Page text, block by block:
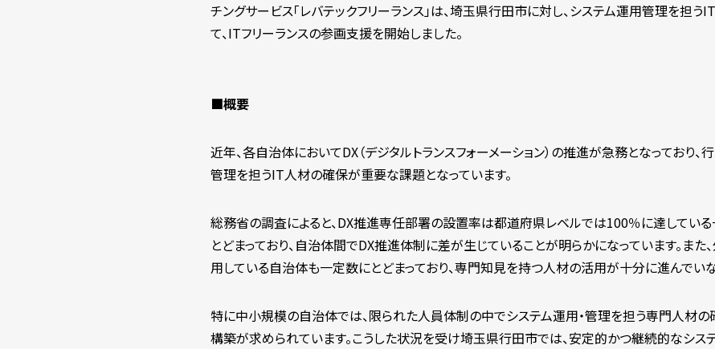
チングサービス「レバテックフリーランス」は、埼玉県行田市に対し、システム運用管理を担う
て、ITフリーランスの参画支援を開始しました。
■概要
近年、各自治体においてDX（デジタルトランスフォーメーション）の推進が急務となっており、
管理を担うIT人材の確保が重要な課題となっています。
総務省の調査によると、DX推進専任部署の設置率は都道府県レベルでは100％に達してい
とどまっており、自治体間でDX推進体制に差が生じていることが明らかになっています。ま
用している自治体も一定数にとどまっており、専門知見を持つ人材の活用が十分に進んでいな
特に中小規模の自治体では、限られた人員体制の中でシステム運用・管理を担う専門人材
構築が求められています。こうした状況を受け埼玉県行田市では、安定的かつ継続的なシ